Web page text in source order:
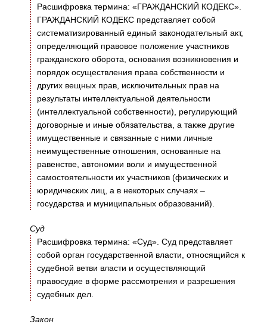
Расшифровка термина: «ГРАЖДАНСКИЙ КОДЕКС».
ГРАЖДАНСКИЙ КОДЕКС представляет собой
систематизированный единый законодательный акт,
определяющий правовое положение участников
гражданского оборота, основания возникновения и
порядок осуществления права собственности и
других вещных прав, исключительных прав на
результаты интеллектуальной деятельности
(интеллектуальной собственности), регулирующий
договорные и иные обязательства, а также другие
имущественные и связанные с ними личные
неимущественные отношения, основанные на
равенстве, автономии воли и имущественной
самостоятельности их участников (физических и
юридических лиц, а в некоторых случаях –
государства и муниципальных образований).
Суд
Расшифровка термина: «Суд». Суд представляет
собой орган государственной власти, относящийся к
судебной ветви власти и осуществляющий
правосудие в форме рассмотрения и разрешения
судебных дел.
Закон